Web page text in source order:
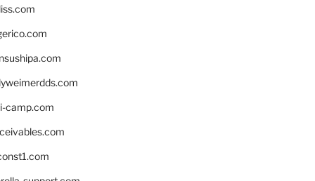
camp.com